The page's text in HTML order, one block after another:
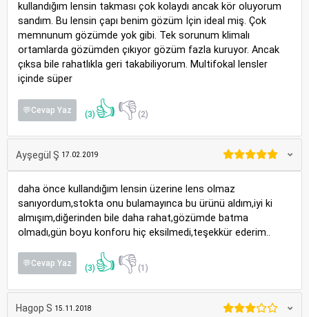
kullandığım lensin takması çok kolaydı ancak kör oluyorum
sandım. Bu lensin çapı benim gözüm İçin ideal miş. Çok
memnunum gözümde yok gibi. Tek sorunum klimalı
ortamlarda gözümden çıkıyor gözüm fazla kuruyor. Ancak
çıksa bile rahatlıkla geri takabiliyorum. Multifokal lensler
içinde süper
💬Cevap Yaz (3) 👍👎(2)
Ayşegül Ş 17.02.2019
daha önce kullandığım lensin üzerine lens olmaz
sanıyordum,stokta onu bulamayınca bu ürünü aldım,iyi ki
almışım,diğerinden bile daha rahat,gözümde batma
olmadı,gün boyu konforu hiç eksilmedi,teşekkür ederim..
💬Cevap Yaz (3) 👍👎(1)
Hagop S 15.11.2018